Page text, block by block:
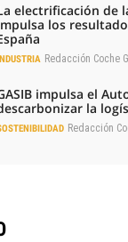
electrificación de
los
Redacción Coche
impulsa el
la
Redacción